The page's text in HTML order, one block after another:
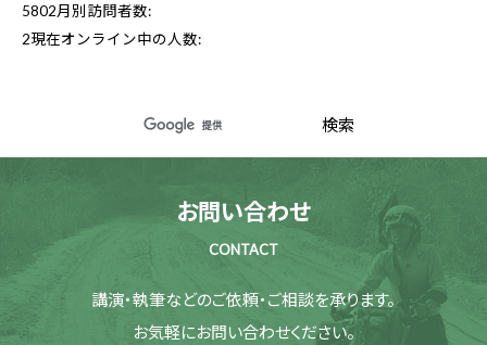
5802月別訪問者数:
2現在オンライン中の人数:
お問い合わせ
CONTACT
講演・執筆などのご依頼・ご相談を承ります。
お気軽にお問い合わせください。